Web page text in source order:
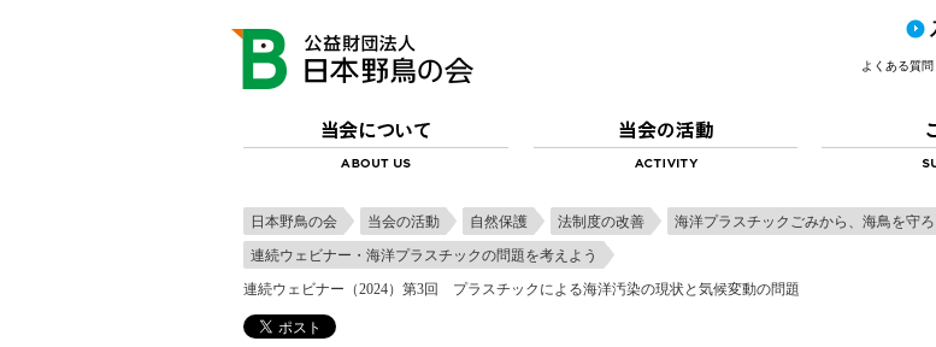
よくある質問
日本野鳥の会 当会の活動 自然保護 法制度の改善
海洋プラスチックごみから、海鳥を守ろ
連続ウェビナー・海洋プラスチックの問題を考えよう
連続ウェビナー（2024）第3回 プラスチックによる海洋汚染の現状と気候変動の問題